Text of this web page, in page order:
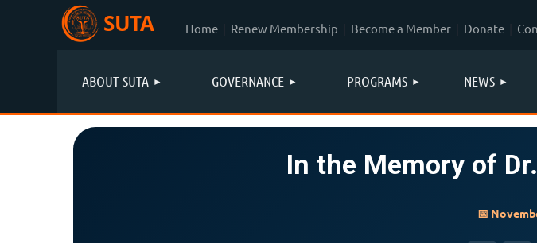
SUTA Home Renew Membership Become a Member Donate
ABOUT SUTA GOVERNANCE PROGRAMS NEWS
In the Memory of
📅